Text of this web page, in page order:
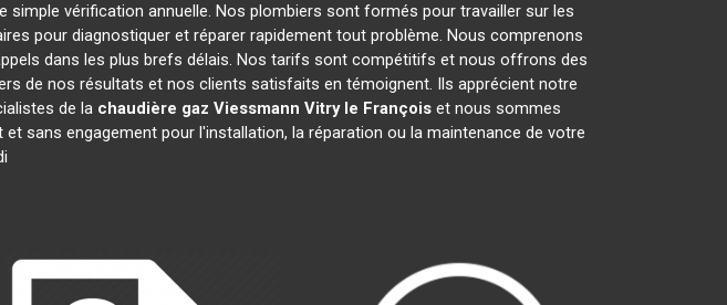
vérification annuelle. Nos plombiers sont formés pour travailler sur les
pour diagnostiquer et réparer rapidement tout problème. Nous comprenons
dans les plus brefs délais. Nos tarifs sont compétitifs et nous offrons des
de nos résultats et nos clients satisfaits en témoignent. Ils apprécient notre
de la chaudière gaz Viessmann Vitry le François et nous sommes
sans engagement pour l'installation, la réparation ou la maintenance de votre